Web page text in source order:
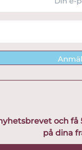
och
på dina